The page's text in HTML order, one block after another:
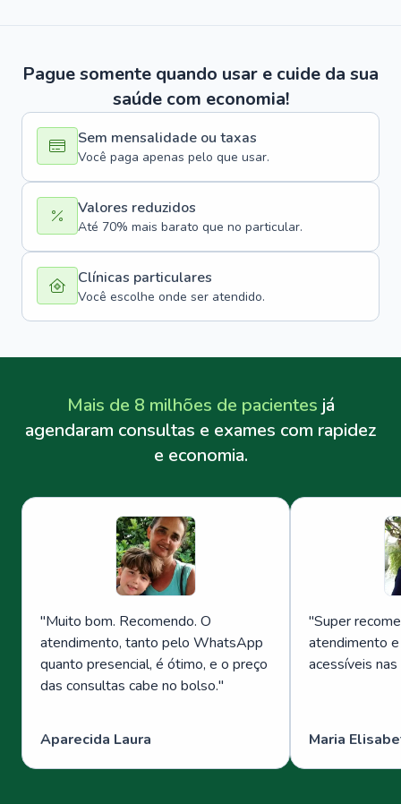
Pague somente quando usar e cuide da sua
saúde com economia!
Sem mensalidade ou taxas
Você paga apenas pelo que usar.
Valores reduzidos
Até 70% mais barato que no particular.
Clínicas particulares
Você escolhe onde ser atendido.
Mais de 8 milhões de pacientes já
agendaram consultas e exames com rapidez
e economia.
"Muito bom. Recomendo. O
atendimento, tanto pelo WhatsApp
quanto presencial, é ótimo, e o preço
das consultas cabe no bolso."
Aparecida Laura
"Super
atendimento
acessíveis
Maria